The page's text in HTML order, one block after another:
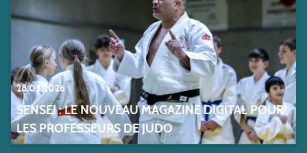
28.05.2026
SENSEI : LE NOUVEAU MAGAZINE DIGITAL POUR
LES PROFESSEURS DE JUDO